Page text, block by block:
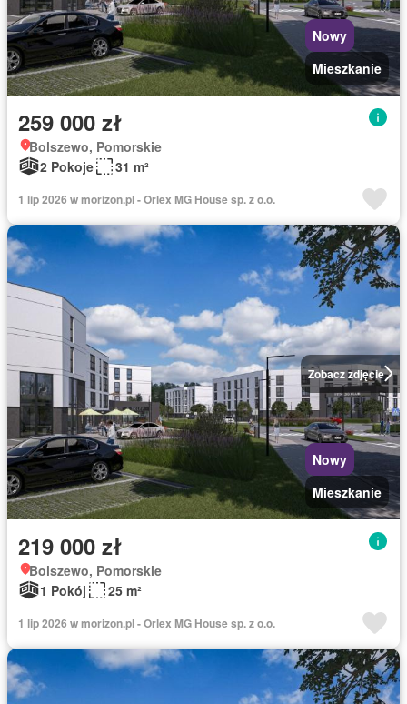
Nowy
Mieszkanie
259 000 zł
Bolszewo, Pomorskie
2 Pokoje
31 m²
1 lip 2026 w morizon.pl - Orlex MG House sp. z o.o.
Zobacz zdjęcie
Nowy
Mieszkanie
219 000 zł
Bolszewo, Pomorskie
1 Pokój
25 m²
1 lip 2026 w morizon.pl - Orlex MG House sp. z o.o.